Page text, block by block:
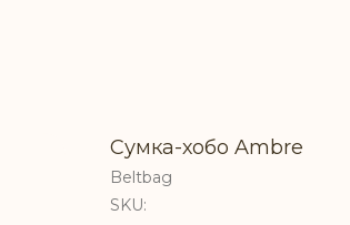
Сумка-хобо Ambre
Beltbag
SKU: